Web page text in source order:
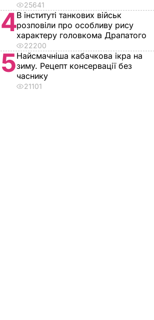
25641
4В інституті танкових військ
розповіли про особливу рису
характеру головкома Драпатого
22200
5Найсмачніша кабачкова ікра на
зиму. Рецепт консервації без
часнику
21101